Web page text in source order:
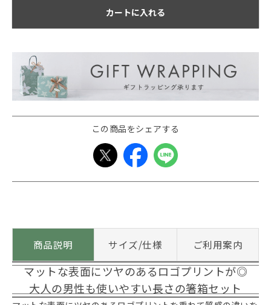
カートに入れる
この商品をシェアする
商品説明 サイズ/仕様 ご利用案内
マットな表面にツヤのあるロゴプリントが◎
大人の男性も使いやすい長さの箸箱セット